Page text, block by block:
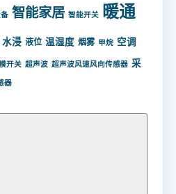
智能家居 智能开关 暖通
水浸 液位 温湿度 烟雾 甲烷 空调
开关 超声波 超声波风速风向传感器 采
器